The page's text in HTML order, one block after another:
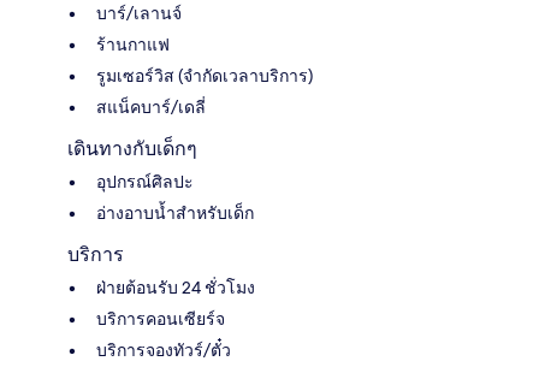
บาร์/เลานจ์
ร้านกาแฟ
รูมเซอร์วิส (จำกัดเวลาบริการ)
สแน็คบาร์/เดลี่
เดินทางกับเด็กๆ
อุปกรณ์ศิลปะ
อ่างอาบน้ำสำหรับเด็ก
บริการ
ฝ่ายต้อนรับ 24 ชั่วโมง
บริการคอนเซียร์จ
บริการจองทัวร์/ตั๋ว